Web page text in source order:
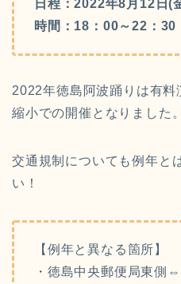
日程：2022年8月12日(
時間：18：00～22：30
2022年徳島阿波踊りは有
縮小での開催となりました。
交通規制についても例年と
い！
【例年と異なる箇所】
・徳島中央郵便局東側